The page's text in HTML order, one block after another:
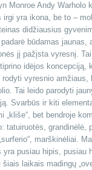
Monroe Andy Warholo
irgi yra ikona, be to –
didžiausius
būdamas jaunas,
jį pažįsta vyresnį.
idėjos koncepciją,
rodyti vyresnio amžiaus,
Tai leido parodyti
Svarbūs ir kiti
„kliše“, bet bendroje
tatuiruotės, grandinėlė,
marškinėliai.
yra pusiau hipis, pusiau
šiais laikais madingų